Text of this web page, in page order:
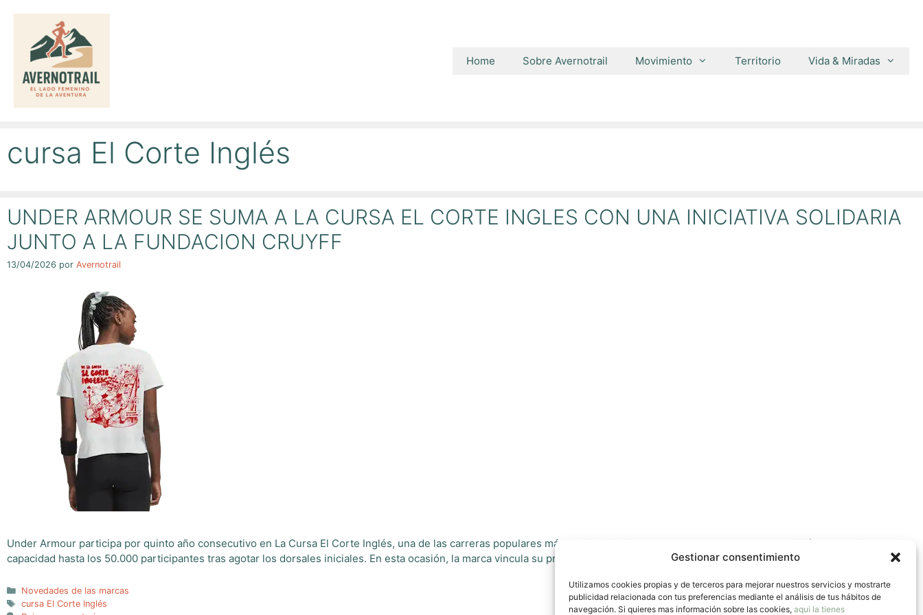
Gestionar consentimiento
Utilizamos cookies propias y de terceros para mejorar nuestros servicios y mostrarte
publicidad relacionada con tus preferencias mediante el análisis de tus hábitos de
navegación. Si quieres mas información sobre las cookies, aqui la tienes
contenido
Home
Sobre Avernotrail Movimiento Territorio Vida & Miradas
cursa El Corte Inglés
UNDER ARMOUR SE SUMA A LA CURSA EL CORTE INGLES CON UNA INICIATIVA SOLIDARIA
JUNTO A LA FUNDACION CRUYFF
13/04/2026 por Avernotrail
Under Armour participa por quinto año consecutivo en La Cursa El Corte Inglés, una de las carreras populares más multitudinarias de Barcelona, que en su 46ª edición ha ampliado su
capacidad hasta los 50.000 participantes tras agotar los dorsales iniciales. En esta ocasión, la marca vincula su presencia en la prueba a una iniciativa solidaria en …
Categorías
Novedades de las marcas
Etiquetas
cursa El Corte Inglés